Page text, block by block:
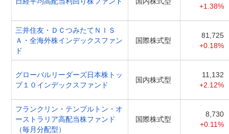
+1.38%
三井住友・ＤＣつみたてＮＩＳ
Ａ・全海外株インデックスファン
ド
国際株式型
81,725
+0.18%
グローバルリーダーズ日本株トッ
プ１０インデックスファンド
国内株式型
11,132
+2.12%
フランクリン・テンプルトン・オ
ーストラリア高配当株ファンド
（毎月分配型）
国際株式型
8,730
+0.11%